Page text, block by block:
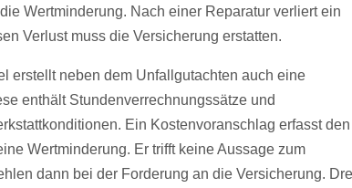
Wertminderung. Nach einer Reparatur verliert ein
Verlust muss die Versicherung erstatten.
erstellt neben dem Unfallgutachten auch eine
enthält Stundenverrechnungssätze und
Ein Kostenvoranschlag erfasst den
Wertminderung. Er trifft keine Aussage zum
dann bei der Forderung an die Versicherung.